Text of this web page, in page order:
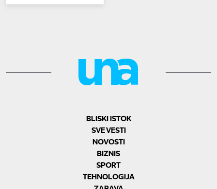
BLISKI ISTOK
SVE VESTI
NOVOSTI
BIZNIS
SPORT
TEHNOLOGIJA